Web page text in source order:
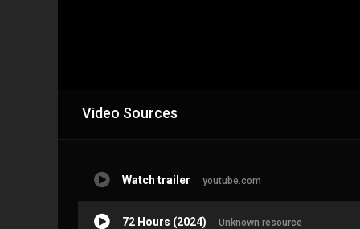
Video Sources
Watch trailer youtube.com
72 Hours (2024) Unknown resource